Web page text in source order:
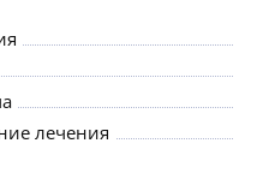
лечения